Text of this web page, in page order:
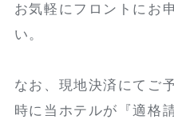
お気軽にフロントにお
い。
なお、現地決済にてご
時に当ホテルが『適格